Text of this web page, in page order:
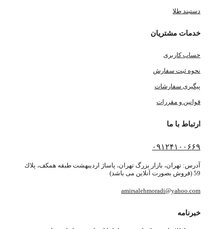
دستبند طلا
خدمات مشتریان
حساب کاربری
نحوه ثبت سفارش
پیگیری سفارشات
قوانین و مقررات
ارتباط با ما
۰۹۱۲۴۱۰۰۶۶۹
آدرس: تهران، بازار بزرگ تهران، پاساژ ارديبهشت طبقه همكف، پلاك
59 (فروش بصورت آنلاین می باشد)
amirsalehmoradi@yahoo.com
خبرنامه